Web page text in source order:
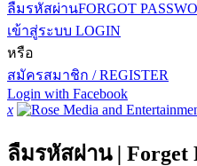
ลืมรหัสผ่านFORGOT
เข้าสู่ระบบ LOGIN
หรือ
สมัครสมาชิก / REGISTER
Login with Facebook
x
ลืมรหัสผ่าน | Forget